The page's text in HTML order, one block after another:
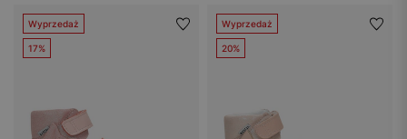
Wyprzedaż
17%
Wyprzedaż
20%